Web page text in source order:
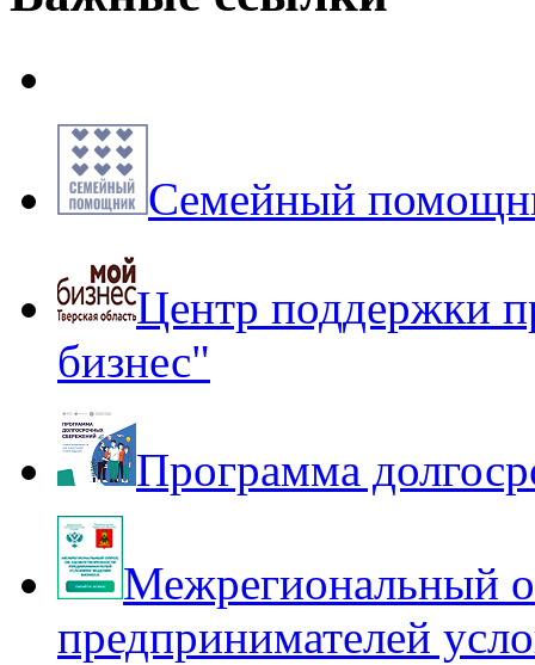
Семейный
Центр поддержки
бизнес"
Программа
Межрегиональный
предпринимателей